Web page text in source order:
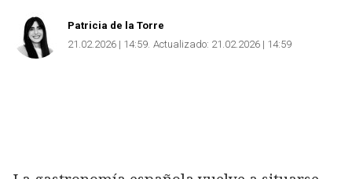
Patricia de la Torre
21.02.2026 | 14:59 Actualizado: 21.02.2026 | 14:59